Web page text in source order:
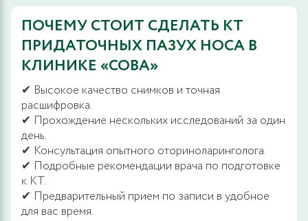
ПОЧЕМУ СТОИТ СДЕЛАТЬ КТ
ПРИДАТОЧНЫХ ПАЗУХ НОСА В
КЛИНИКЕ «СОВА»
✔ Высокое качество снимков и точная
расшифровка.
✔ Прохождение нескольких исследований за один
день.
✔ Консультация опытного оториноларинголога.
✔ Подробные рекомендации врача по подготовке
к КТ.
✔ Предварительный прием по записи в удобное
для вас время.